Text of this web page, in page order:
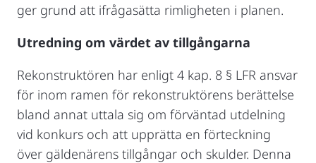
ger grund att ifrågasätta rimligheten i planen.
Utredning om värdet av tillgångarna
Rekonstruktören har enligt 4 kap. 8 § LFR ansvar
för inom ramen för rekonstruktörens berättelse
bland annat uttala sig om förväntad utdelning
vid konkurs och att upprätta en förteckning
över gäldenärens tillgångar och skulder. Denna